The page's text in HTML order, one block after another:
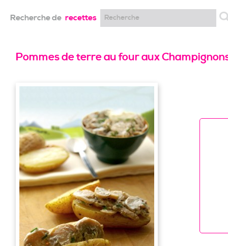
Recherche de recettes
Pommes de terre au four aux